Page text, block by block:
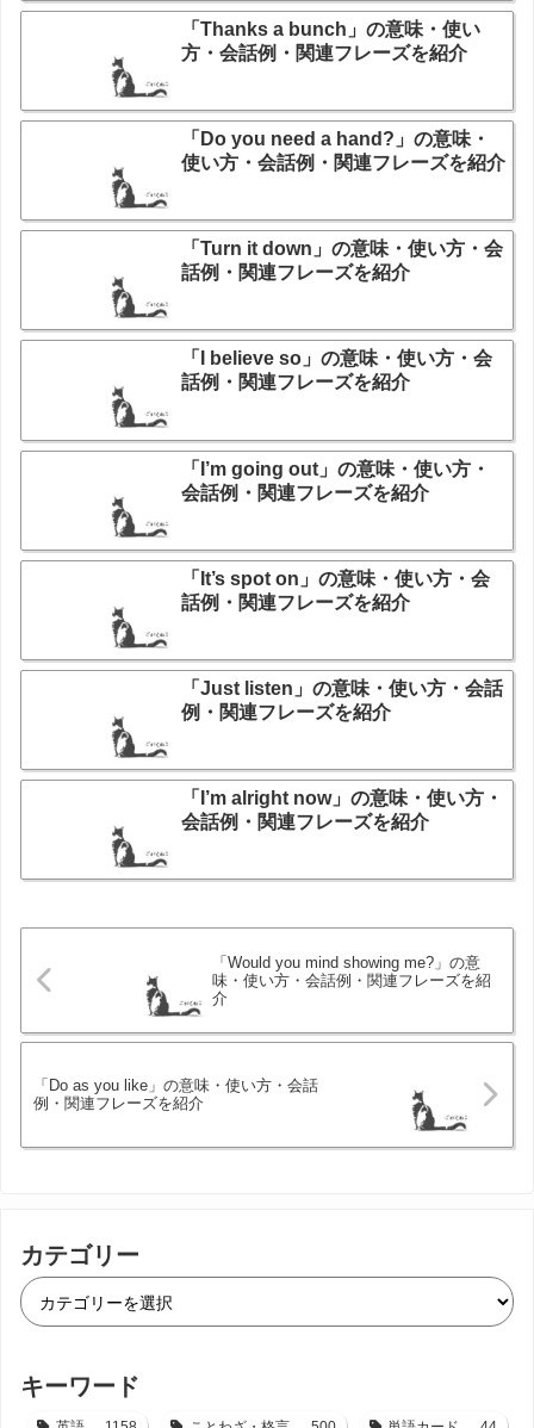
「Thanks a bunch」の意味・使い
方・会話例・関連フレーズを紹介
「Do you need a hand?」の意味・
使い方・会話例・関連フレーズを紹介
「Turn it down」の意味・使い方・会
話例・関連フレーズを紹介
「I believe so」の意味・使い方・会
話例・関連フレーズを紹介
「I’m going out」の意味・使い方・
会話例・関連フレーズを紹介
「It’s spot on」の意味・使い方・会
話例・関連フレーズを紹介
「Just listen」の意味・使い方・会話
例・関連フレーズを紹介
「I’m alright now」の意味・使い方・
会話例・関連フレーズを紹介
「Would you mind showing me?」の意
味・使い方・会話例・関連フレーズを紹
介
「Do as you like」の意味・使い方・会話
例・関連フレーズを紹介
カテゴリー
キーワード